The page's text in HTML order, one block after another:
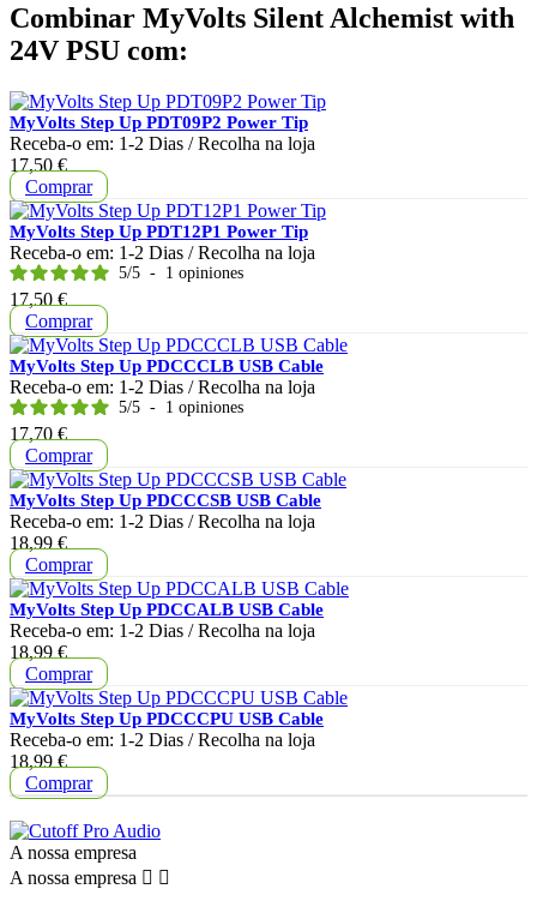
Combinar MyVolts Silent Alchemist with
24V PSU com:
MyVolts Step Up PDT09P2 Power Tip
Receba-o em: 1-2 Dias / Recolha na loja
Preço
17,50 €
Comprar
MyVolts Step Up PDT12P1 Power Tip
Receba-o em: 1-2 Dias / Recolha na loja
5/5 - 1 opiniones
Preço
17,50 €
Comprar
MyVolts Step Up PDCCCLB USB Cable
Receba-o em: 1-2 Dias / Recolha na loja
5/5 - 1 opiniones
Preço
17,70 €
Comprar
MyVolts Step Up PDCCCSB USB Cable
Receba-o em: 1-2 Dias / Recolha na loja
Preço
18,99 €
Comprar
MyVolts Step Up PDCCALB USB Cable
Receba-o em: 1-2 Dias / Recolha na loja
Preço
18,99 €
Comprar
MyVolts Step Up PDCCCPU USB Cable
Receba-o em: 1-2 Dias / Recolha na loja
Preço
18,99 €
Comprar
A nossa empresa
A nossa empresa  